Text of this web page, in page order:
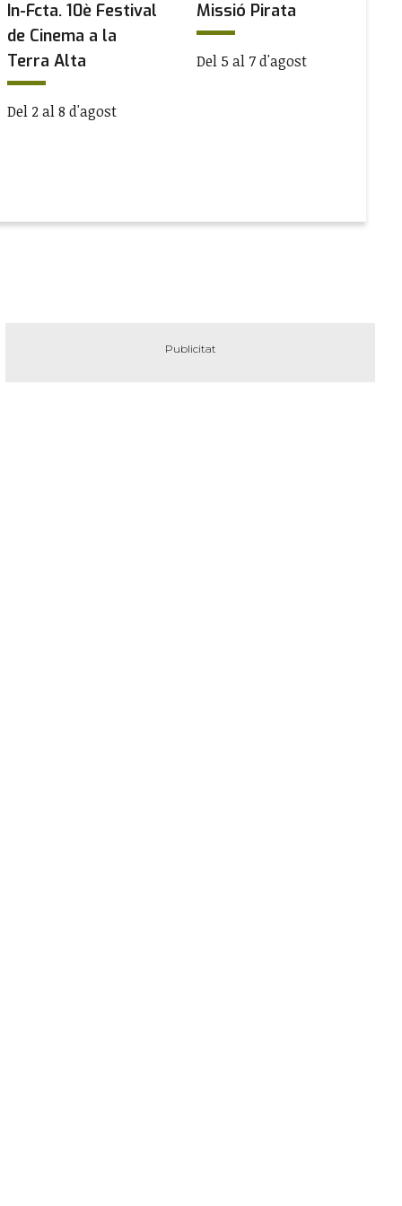
In-Fcta. 10è Festival
de Cinema a la
Terra Alta
Del 2 al 8 d'agost
Missió Pirata
Del 5 al 7 d'agost